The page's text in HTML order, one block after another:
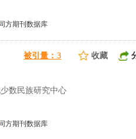
方期刊数据库
被引量： 3 收藏
数民族研究中心
方期刊数据库